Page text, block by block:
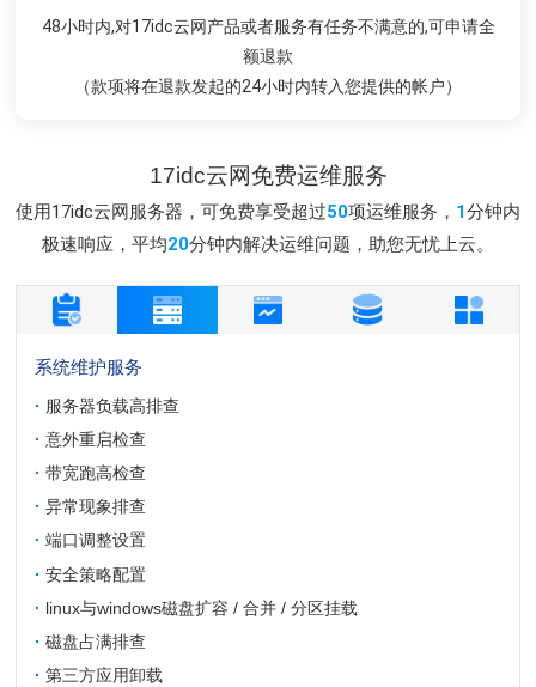
我们拥有专业的客服团队，无论是售前或者售后，只为让您感到
满意
48小时内,对17idc云网产品或者服务有任务不满意的,可申请全
额退款
（款项将在退款发起的24小时内转入您提供的帐户）
我们会在工作时间3分钟内在线回复您的请求，并且用最短的时
间解决您的难题
我们拥有专业的客服团队，无论是售前或者售后，只为让您感到
满意
48小时内,对17idc云网产品或者服务有任务不满意的,可申请全
额退款
（款项将在退款发起的24小时内转入您提供的帐户）
17idc云网免费运维服务
使用17idc云网服务器，可免费享受超过50项运维服务， 1分钟内
极速响应，平均20分钟内解决运维问题，助您无忧上云。
系统维护服务
· 服务器负载高排查
· 意外重启检查
· 带宽跑高检查
· 异常现象排查
· 端口调整设置
· 安全策略配置
· linux与windows磁盘扩容 / 合并 / 分区挂载
· 磁盘占满排查
· 第三方应用卸载